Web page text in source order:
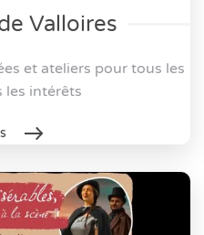
Valloires
et ateliers pour tous les
les intérêts